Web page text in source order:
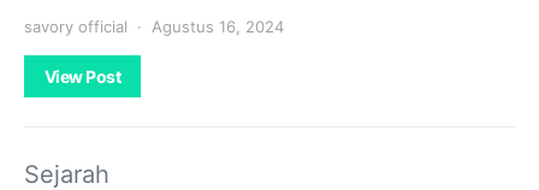
savory official Agustus 16, 2024
View Post
Sejarah